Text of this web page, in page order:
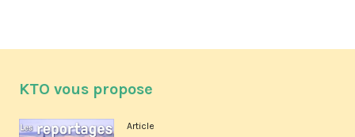
KTO vous propose
Article